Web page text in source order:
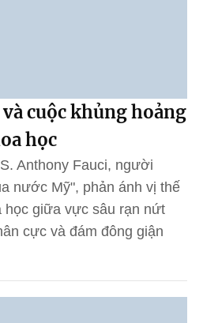
cuộc khủng hoảng
học
Anthony Fauci, người
nước Mỹ", phản ánh vị thế
học giữa vực sâu rạn nứt
cực và đám đông giận